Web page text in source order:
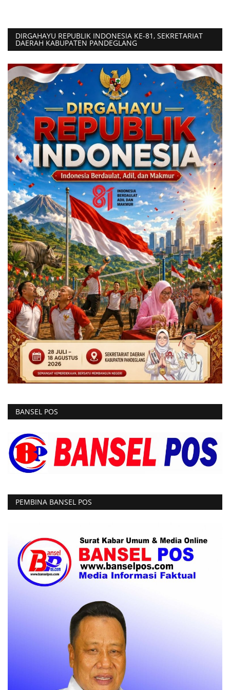
DIRGAHAYU REPUBLIK INDONESIA KE-81, SEKRETARIAT
DAERAH KABUPATEN PANDEGLANG
BANSEL POS
PEMBINA BANSEL POS